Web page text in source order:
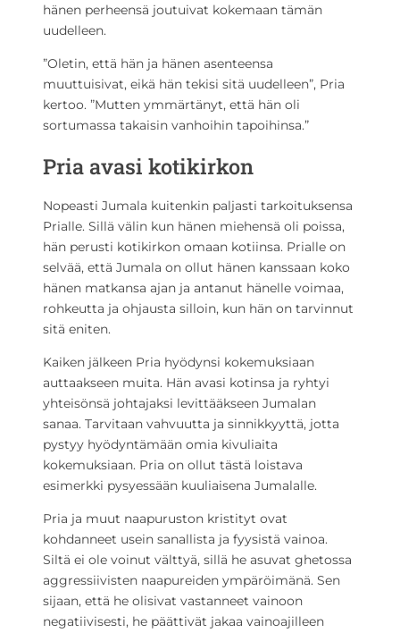
hänen perheensä joutuivat kokemaan tämän
uudelleen.
”Oletin, että hän ja hänen asenteensa
muuttuisivat, eikä hän tekisi sitä uudelleen”, Pria
kertoo. ”Mutten ymmärtänyt, että hän oli
sortumassa takaisin vanhoihin tapoihinsa.”
Pria avasi kotikirkon
Nopeasti Jumala kuitenkin paljasti tarkoituksensa
Prialle. Sillä välin kun hänen miehensä oli poissa,
hän perusti kotikirkon omaan kotiinsa. Prialle on
selvää, että Jumala on ollut hänen kanssaan koko
hänen matkansa ajan ja antanut hänelle voimaa,
rohkeutta ja ohjausta silloin, kun hän on tarvinnut
sitä eniten.
Kaiken jälkeen Pria hyödynsi kokemuksiaan
auttaakseen muita. Hän avasi kotinsa ja ryhtyi
yhteisönsä johtajaksi levittääkseen Jumalan
sanaa. Tarvitaan vahvuutta ja sinnikkyyttä, jotta
pystyy hyödyntämään omia kivuliaita
kokemuksiaan. Pria on ollut tästä loistava
esimerkki pysyessään kuuliaisena Jumalalle.
Pria ja muut naapuruston kristityt ovat
kohdanneet usein sanallista ja fyysistä vainoa.
Siltä ei ole voinut välttyä, sillä he asuvat ghetossa
aggressiivisten naapureiden ympäröimänä. Sen
sijaan, että he olisivat vastanneet vainoon
negatiivisesti, he päättivät jakaa vainoajilleen